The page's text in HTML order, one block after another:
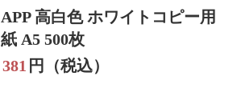
APP 高白色 ホワイトコピー用
紙 A5 500枚
381 円（税込）